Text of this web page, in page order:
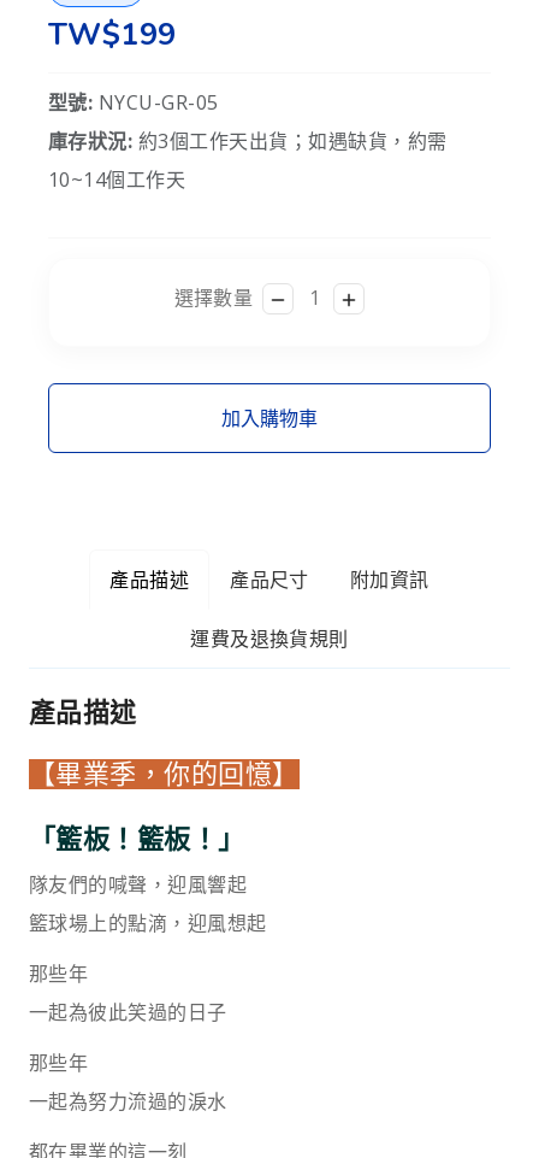
TW$199
型號: NYCU-GR-05
庫存狀況: 約3個工作天出貨；如遇缺貨，約需
10~14個工作天
選擇數量
加入購物車
產品描述 產品尺寸 附加資訊
運費及退換貨規則
產品描述
【畢業季，你的回憶】
「籃板！籃板！」
隊友們的喊聲，迎風響起
籃球場上的點滴，迎風想起
那些年
一起為彼此笑過的日子
那些年
一起為努力流過的淚水
都在畢業的這一刻